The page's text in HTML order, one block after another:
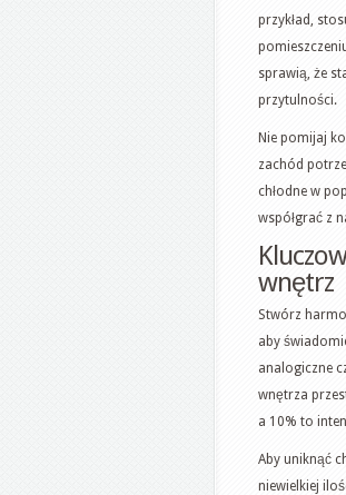
przykład,
sprawią, że
przytulności.
Nie pomijaj
zachód
chłodne w
współgrać z
wnętrz
Stwórz
aby
analogiczne
wnętrza
a 10% to
Aby uniknąć
niewielkiej